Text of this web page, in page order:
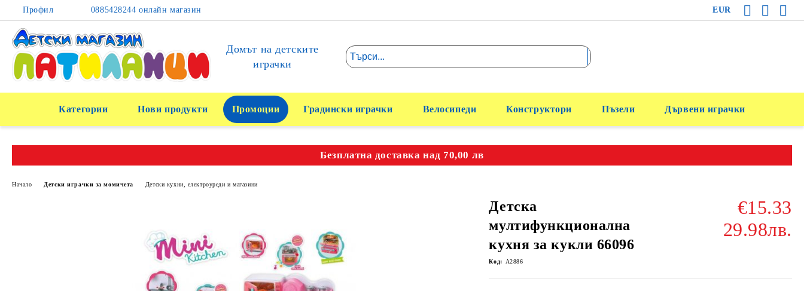
Профил 0885428244 онлайн магазин EUR
Домът на детските
играчки
Категории Нови продукти Промоции Градински играчки Велосипеди Конструктори Пъзели Дървени играчки
Безплатна доставка над 70,00 лв
Начало Детски играчки за момичета Детски кухни, електроуреди и магазини
Детска
мултифункционална
кухня за кукли 66096
€15.33
29.98лв.
Код: A2886